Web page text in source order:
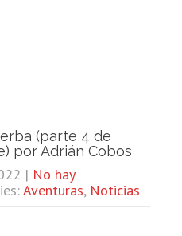
(parte 4 de
por Adrián Cobos
| No hay
Aventuras, Noticias